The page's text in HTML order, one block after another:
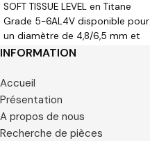
SOFT TISSUE LEVEL en Titane
Grade 5-6AL4V disponible pour
un diamètre de 4,8/6,5 mm et
une hauteur gingivale de 0 mm.
INFORMATION
Accueil
Présentation
A propos de nous
Recherche de pièces